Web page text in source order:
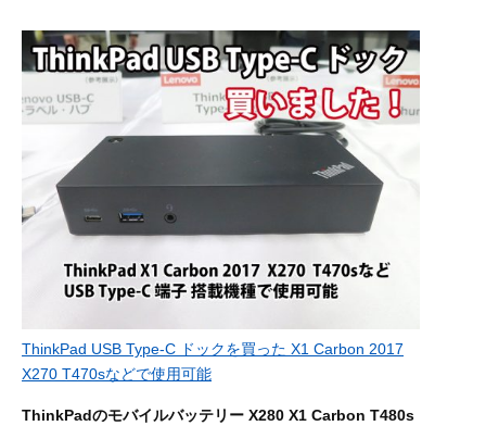
ThinkPad USB Type-C ドックを買った X1 Carbon 2017
X270 T470sなどで使用可能
ThinkPadのモバイルバッテリー X280 X1 Carbon T480s